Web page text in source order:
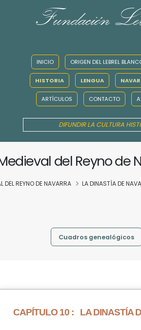
Fundación
INICIO ORIGEN DEL LEBREL
HISTORIA LENGUA
ARTÍCULOS CONTACTO
DIFUNDIR LA CULTURA
del Reyno de
DEL REYNO DE NAVARRA LA DINASTÍA DE
Cuadros genealógicos
CAPÍTULO 10 : LA DINASTÍA